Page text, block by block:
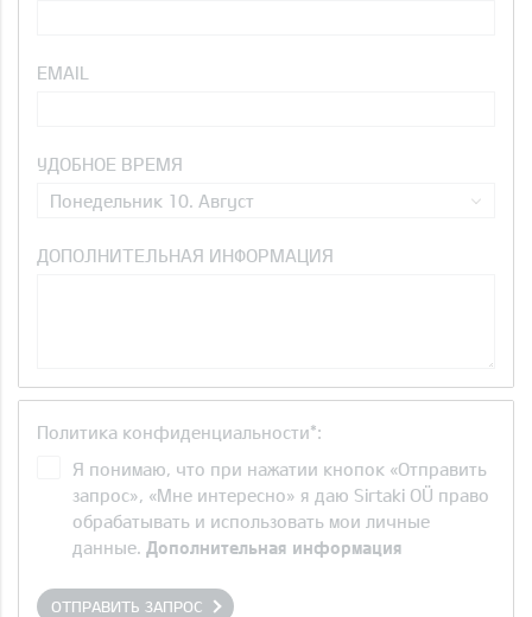
EMAIL
УДОБНОЕ ВРЕМЯ
Понедельник 10. Август
ДОПОЛНИТЕЛЬНАЯ ИНФОРМАЦИЯ
Политика конфиденциальности*:
Я понимаю, что при нажатии кнопок «Отправить
запрос», «Мне интересно» я даю Sirtaki OÜ право
обрабатывать и использовать мои личные
данные. Дополнительная информация
ОТПРАВИТЬ ЗАПРОС